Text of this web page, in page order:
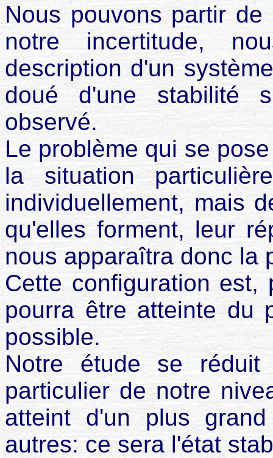
Nous pouvons partir
notre incertitude,
description d'un
doué d'une stabilité
observé.
Le problème qui se
la situation
individuellement, mais
qu'elles forment, leur
nous apparaîtra donc la
Cette configuration est,
pourra être atteinte du
possible.
Notre étude se
particulier de notre
atteint d'un plus
autres: ce sera l'état